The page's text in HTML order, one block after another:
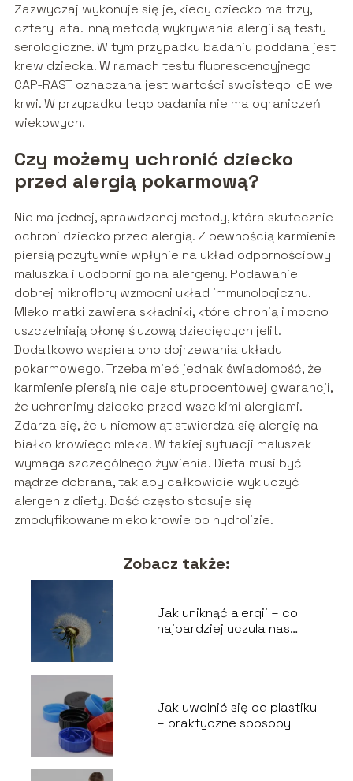
Zazwyczaj wykonuje się je, kiedy dziecko ma trzy,
cztery lata. Inną metodą wykrywania alergii są testy
serologiczne. W tym przypadku badaniu poddana jest
krew dziecka. W ramach testu fluorescencyjnego
CAP-RAST oznaczana jest wartości swoistego IgE we
krwi. W przypadku tego badania nie ma ograniczeń
wiekowych.
Czy możemy uchronić dziecko
przed alergią pokarmową?
Nie ma jednej, sprawdzonej metody, która skutecznie
ochroni dziecko przed alergią. Z pewnością karmienie
piersią pozytywnie wpłynie na układ odpornościowy
maluszka i uodporni go na alergeny. Podawanie
dobrej mikroflory wzmocni układ immunologiczny.
Mleko matki zawiera składniki, które chronią i mocno
uszczelniają błonę śluzową dziecięcych jelit.
Dodatkowo wspiera ono dojrzewania układu
pokarmowego. Trzeba mieć jednak świadomość, że
karmienie piersią nie daje stuprocentowej gwarancji,
że uchronimy dziecko przed wszelkimi alergiami.
Zdarza się, że u niemowląt stwierdza się alergię na
białko krowiego mleka. W takiej sytuacji maluszek
wymaga szczególnego żywienia. Dieta musi być
mądrze dobrana, tak aby całkowicie wykluczyć
alergen z diety. Dość często stosuje się
zmodyfikowane mleko krowie po hydrolizie.
Zobacz także:
Jak uniknąć alergii – co
najbardziej uczula nas
Jak uwolnić się od plastiku
– praktyczne sposoby